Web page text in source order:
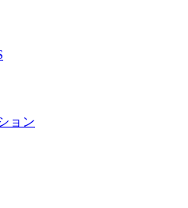
ョン